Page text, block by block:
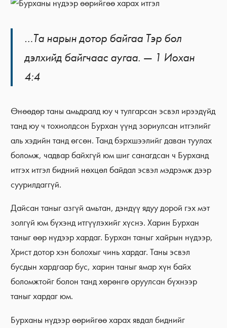
…Та нарын дотор байгаа Тэр бол
дэлхийд байгчаас аугаа. — 1 Иохан
4:4
Өнөөдөр таны амьдралд юу ч тулгарсан эсвэл ирээдүйд
танд юу ч тохиолдсон Бурхан үүнд зориулсан итгэлийг
аль хэдийн танд өгсөн. Танд бэрхшээлийг даван туулах
боломж, чадвар байхгүй юм шиг санагдсан ч Бурханд
итгэх итгэл бидний нөхцөл байдал эсвэл мэдрэмж дээр
суурилдаггүй.
Дайсан таныг азгүй амьтан, дэндүү ядуу дорой гэх мэт
золгүй юм бүхэнд итгүүлэхийг хүснэ. Харин Бурхан
таныг өөр нүдээр хардаг. Бурхан таныг хайрын нүдээр,
Христ дотор хэн болохыг чинь хардаг. Таны эсвэл
бусдын хардгаар бус, харин таныг ямар хүн байх
боломжтойг болон танд хөрөнгө оруулсан бүхнээр
таныг хардаг юм.
Бурханы нүдээр өөрийгөө харах явдал биднийг